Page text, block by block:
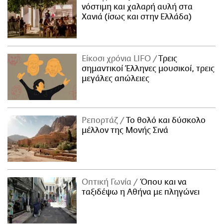
νόστιμη και χαλαρή αυλή στα
Χανιά (ίσως και στην Ελλάδα)
Είκοσι χρόνια LIFO
Tρεις
σημαντικοί Έλληνες μουσικοί, τρεις
μεγάλες απώλειες
Ρεπορτάζ
Το θολό και δύσκολο
μέλλον της Μονής Σινά
Οπτική Γωνία
Όπου και να
ταξιδέψω η Αθήνα με πληγώνει